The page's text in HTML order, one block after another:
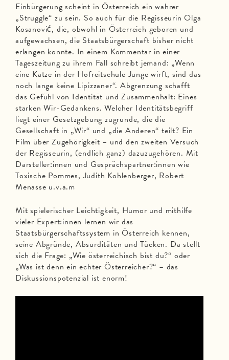
Einbürgerung scheint in Österreich ein wahrer
„Struggle“ zu sein. So auch für die Regisseurin Olga
Kosanović, die, obwohl in Österreich geboren und
aufgewachsen, die Staatsbürgerschaft bisher nicht
erlangen konnte. In einem Kommentar in einer
Tageszeitung zu ihrem Fall schreibt jemand: „Wenn
eine Katze in der Hofreitschule Junge wirft, sind das
noch lange keine Lipizzaner“. Abgrenzung schafft
das Gefühl von Identität und Zusammenhalt: Eines
starken Wir-Gedankens. Welcher Identitätsbegriff
liegt einer Gesetzgebung zugrunde, die die
Gesellschaft in „Wir“ und „die Anderen“ teilt? Ein
Film über Zugehörigkeit – und den zweiten Versuch
der Regisseurin, (endlich ganz) dazuzugehören. Mit
Darsteller:innen und Gesprächspartner:innen wie
Toxische Pommes, Judith Kohlenberger, Robert
Menasse u.v.a.m
Mit spielerischer Leichtigkeit, Humor und mithilfe
vieler Expert:innen lernen wir das
Staatsbürgerschaftssystem in Österreich kennen,
seine Abgründe, Absurditäten und Tücken. Da stellt
sich die Frage: „Wie österreichisch bist du?“ oder
„Was ist denn ein echter Österreicher?“ – das
Diskussionspotenzial ist enorm!